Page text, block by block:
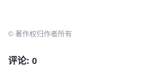
© 著作权归作者所有
评论: 0